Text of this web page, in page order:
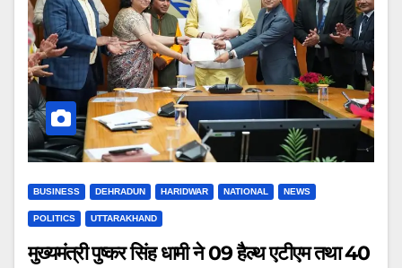
BUSINESS DEHRADUN HARIDWAR NATIONAL NEWS
POLITICS UTTARAKHAND
मुख्यमंत्री पुष्कर सिंह धामी ने 09 हैल्थ एटीएम तथा 40